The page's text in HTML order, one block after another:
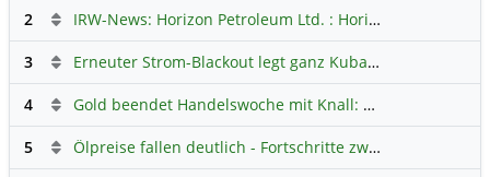
2 IRW-News: Horizon Petroleum Ltd. : Horizon Petroleum beginnt mit der Testförderung im Projekt Lachowice in Polen und schließt die Platzierung einer überzeichneten Wandelanleihe ab
3 Erneuter Strom-Blackout legt ganz Kuba lahm
4 Gold beendet Handelswoche mit Knall: Barrick Mining – Ist diese Aktie wieder ein Kauf?
5 Ölpreise fallen deutlich - Fortschritte zwischen USA und Iran belasten